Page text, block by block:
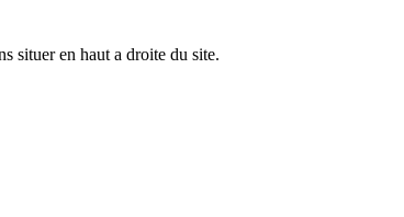
situer en haut a droite du site.